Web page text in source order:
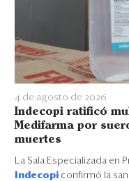
4 de agosto de 2026
Indecopi ratificó
Medifarma por
muertes
La Sala Especializada
Indecopi confirmó la